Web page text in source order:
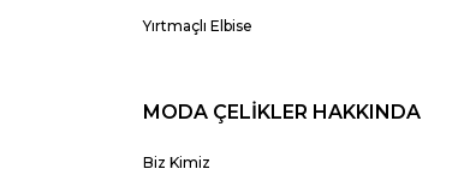
Yırtmaçlı Elbise
MODA ÇELİKLER HAKKINDA
Biz Kimiz